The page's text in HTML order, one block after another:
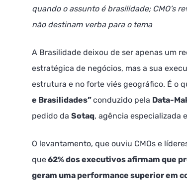
quando o assunto é brasilidade; CMO’s
não destinam verba para o tema
A Brasilidade deixou de ser apenas um
estratégica de negócios, mas a sua
estrutura e no forte viés geográfico. É o
e Brasilidades”conduzido pela Data-
pedido da Sotaq, agência especializada
O levantamento, que ouviu CMOs e
que62% dos executivos afirmam que
geram uma performance superior em